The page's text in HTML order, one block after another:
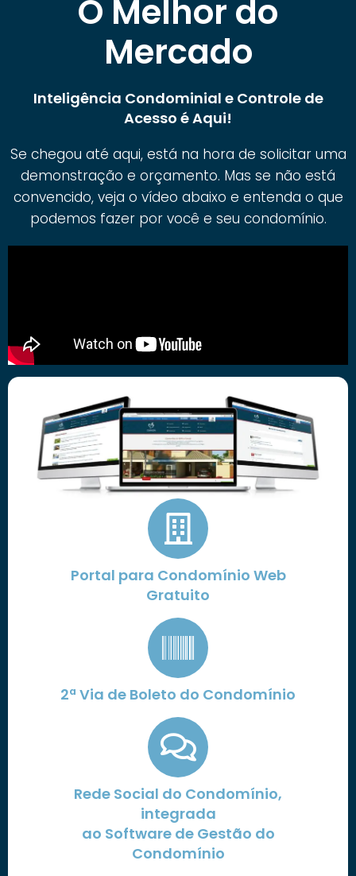
O Melhor do
Mercado
Inteligência Condominial e Controle de
Acesso é Aqui!
Se chegou até aqui, está na hora de solicitar uma
demonstração e orçamento. Mas se não está
convencido, veja o vídeo abaixo e entenda o que
podemos fazer por você e seu condomínio.
Portal para Condomínio Web
Gratuito
2ª Via de Boleto do Condomínio
Rede Social do Condomínio,
integrada
ao Software de Gestão do
Condomínio